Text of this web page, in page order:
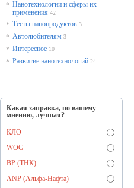
* Нанотехнологии и сферы их
применения 42
* Тесты нанопродуктов 3
* Автолюбителям 3
* Интересное 10
* Развитие нанотехнологий 24
Какая заправка, по вашему
мнению, лучшая?
КЛО
WOG
BP (ТНК)
ANP (Альфа-Нафта)